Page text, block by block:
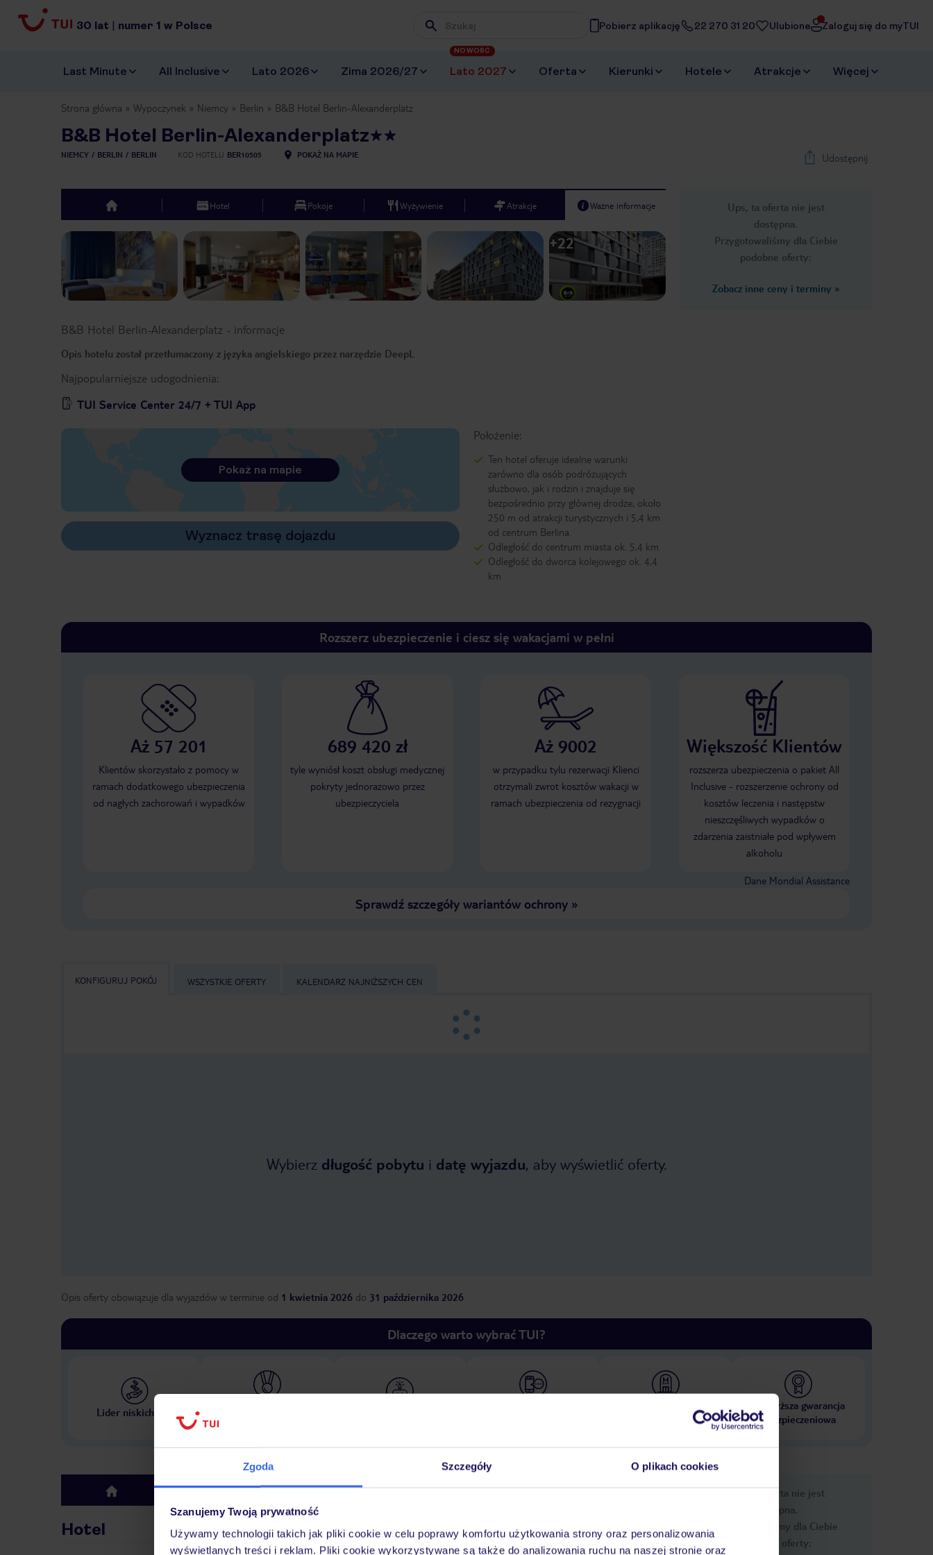
Zgoda Szczegóły O plikach cookies
Szanujemy Twoją prywatność
Używamy technologii takich jak pliki cookie w celu poprawy komfortu użytkowania strony oraz personalizowania
wyświetlanych treści i reklam. Pliki cookie wykorzystywane są także do analizowania ruchu na naszej stronie oraz
30 lat | numer 1 w Polsce Wpisz frazę, której szukasz
Pobierz aplikację 22 270 31 20 Ulubione Zaloguj się do myTUI
Last Minute All Inclusive Lato 2026 Zima 2026/27 Lato 2027
NOWOŚĆ
Oferta Kierunki Hotele Atrakcje Więcej
Strona główna Wypoczynek Niemcy Berlin B&B Hotel Berlin-Alexanderplatz
B&B Hotel Berlin-Alexanderplatz
NIEMCY BERLIN BERLIN KOD HOTELU BER10505 POKAŻ NA MAPIE Udostępnij
Ups, ta oferta nie jest
dostępna.
Przygotowaliśmy dla Ciebie
podobne oferty:
Zobacz inne ceny i terminy »
top Hotel Pokoje Wyżywienie Atrakcje Ważne informacje
Previous slide Next slide
1 /28
+22
B&B Hotel Berlin-Alexanderplatz - informacje
Opis hotelu został przetłumaczony z języka angielskiego przez narzędzie DeepL
Najpopularniejsze udogodnienia:
TUI Service Center 24/7 + TUI App
Położenie:
Ten hotel oferuje idealne warunki
zarówno dla osób podróżujących
służbowo, jak i rodzin i znajduje się
bezpośrednio przy głównej drodze, około
250 m od atrakcji turystycznych i 5,4 km
od centrum Berlina.
Odległość do centrum miasta ok. 5,4 km
Odległość do dworca kolejowego ok. 4,4
km
Pokaż na mapie
Wyznacz trasę dojazdu
Rozszerz ubezpieczenie i ciesz się wakacjami w pełni
Aż 57 201
Klientów skorzystało z pomocy w
ramach dodatkowego ubezpieczenia
od nagłych zachorowań i wypadków
689 420 zł
tyle wyniósł koszt obsługi medycznej
pokryty jednorazowo przez
ubezpieczyciela
Aż 9002
w przypadku tylu rezerwacji Klienci
otrzymali zwrot kosztów wakacji w
ramach ubezpieczenia od rezygnacji
Większość Klientów
rozszerza ubezpieczenia o pakiet All
Inclusive - rozszerzenie ochrony od
kosztów leczenia i następstw
nieszczęśliwych wypadków o
zdarzenia zaistniałe pod wpływem
alkoholu
Dane Mondial Assistance
Sprawdź szczegóły wariantów ochrony»
KONFIGURUJ POKÓJ WSZYSTKIE OFERTY KALENDARZ NAJNIŻSZYCH CEN
Wybierz długość pobytu i datę wyjazdu, aby wyświetlić oferty.
Opis oferty obowiązuje dla wyjazdów w terminie od 1 kwietnia 2026 do 31 października 2026
Dlaczego warto wybrać TUI?
Lider niskich cen
Najwyższa gwarancja
ubezpieczeniowa
top Hotel Pokoje Wyżywienie Atrakcje Ważne informacje
Hotel
Ups, ta oferta nie jest
dostępna.
Przygotowaliśmy dla Ciebie
podobne oferty: